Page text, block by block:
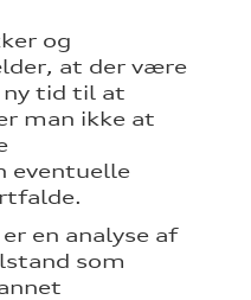
og
at der være
ny tid til at
man ikke at
eventuelle
en analyse af
som